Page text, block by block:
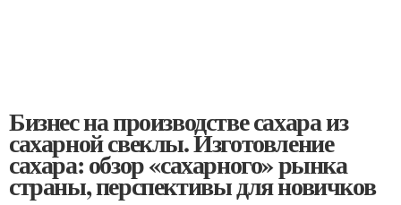
Бизнес на производстве сахара из
сахарной свеклы. Изготовление
сахара: обзор «сахарного» рынка
страны, перспективы для новичков